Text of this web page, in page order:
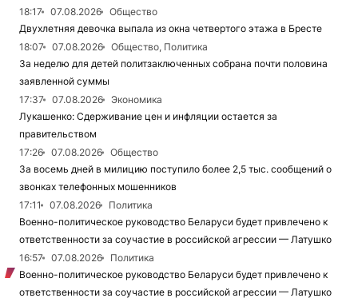
18:17
07.08.2026
Общество
Двухлетняя девочка выпала из окна четвертого этажа в Бресте
18:07
07.08.2026
Общество, Политика
За неделю для детей политзаключенных собрана почти половина
заявленной суммы
17:37
07.08.2026
Экономика
Лукашенко: Сдерживание цен и инфляции остается за
правительством
17:26
07.08.2026
Общество
За восемь дней в милицию поступило более 2,5 тыс. сообщений о
звонках телефонных мошенников
17:11
07.08.2026
Политика
Военно-политическое руководство Беларуси будет привлечено к
ответственности за соучастие в российской агрессии — Латушко
16:57
07.08.2026
Политика
Военно-политическое руководство Беларуси будет привлечено к
ответственности за соучастие в российской агрессии — Латушко